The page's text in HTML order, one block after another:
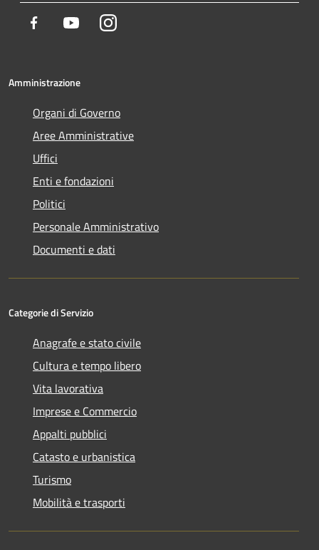
Facebook YoutubeInstagram
Amministrazione
Organi di Governo
Aree Amministrative
Uffici
Enti e fondazioni
Politici
Personale Amministrativo
Documenti e dati
Categorie di Servizio
Anagrafe e stato civile
Cultura e tempo libero
Vita lavorativa
Imprese e Commercio
Appalti pubblici
Catasto e urbanistica
Turismo
Mobilità e trasporti